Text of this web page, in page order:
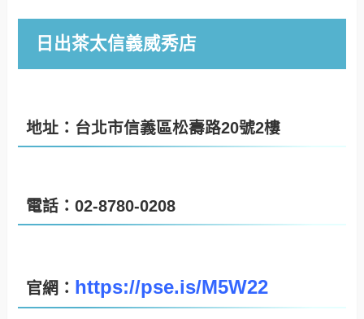
日出茶太信義威秀店
地址：台北市信義區松壽路20號2樓
電話：02-8780-0208
官網： https://pse.is/M5W22